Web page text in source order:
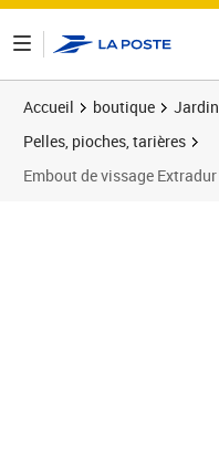
Accueil boutique Jardin
Pelles, pioches, tarières
Embout de vissage